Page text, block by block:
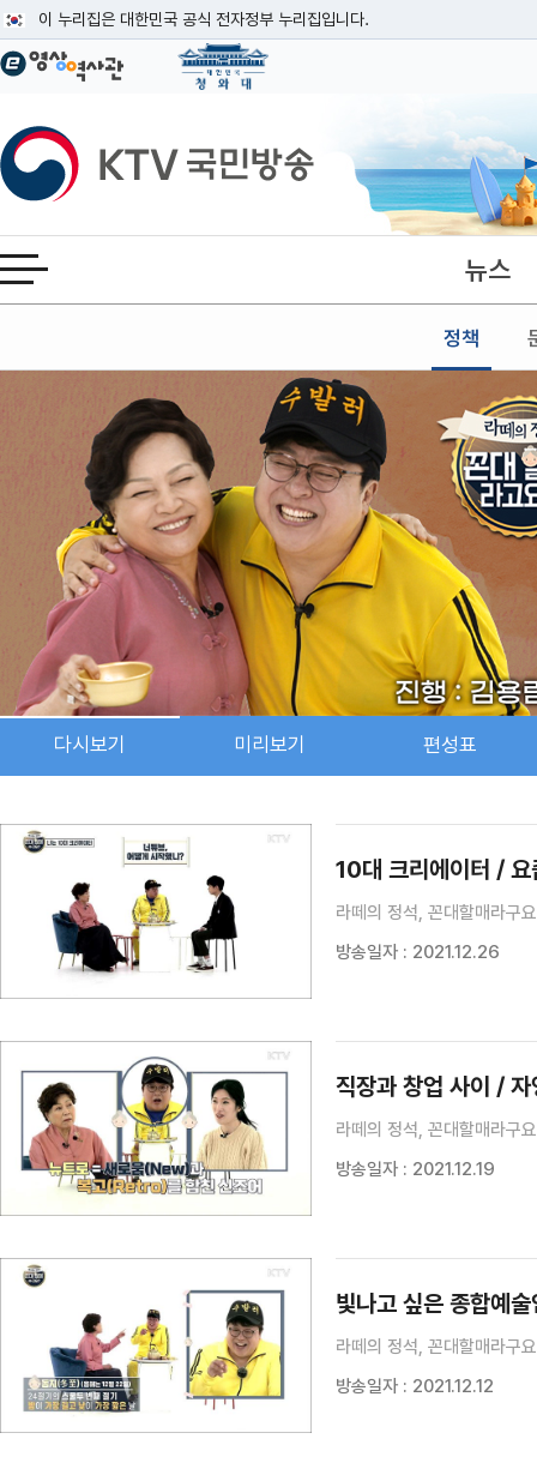
이 누리집은 대한민국 공식 전자정부 누리집입니다.
공식 누리집 주소 확인하기
이밖에 or.kr 또는 .kr등 다른 도메인 주소를 사용하고 있다면 아래 URL에서
운영중인 공식 누리집보기
KTV국민방송
전체메뉴 열기 뉴스
정책
본문
다시보기 미리보기 편성표
10대 크리에이터 / 요
라떼의 정석, 꼰대할매라구
방송일자 : 2021.12.26
직장과 창업 사이 /
라떼의 정석, 꼰대할매라구
방송일자 : 2021.12.19
빛나고 싶은 종합예
라떼의 정석, 꼰대할매라구
방송일자 : 2021.12.12
검색 조건
검색어 입력
검색